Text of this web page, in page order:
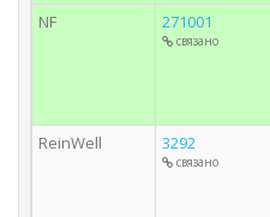
NF
271001
связано
ReinWell
3292
связано